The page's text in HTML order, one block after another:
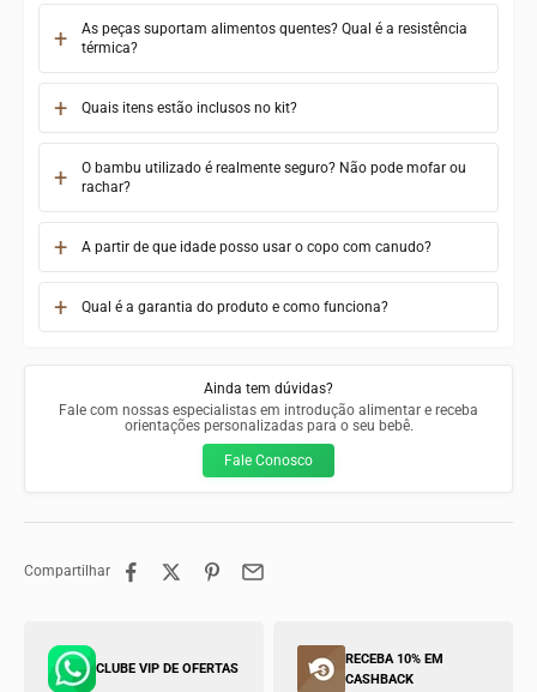
As peças suportam alimentos quentes? Qual é a resistência
térmica?
Quais itens estão inclusos no kit?
O bambu utilizado é realmente seguro? Não pode mofar ou
rachar?
A partir de que idade posso usar o copo com canudo?
Qual é a garantia do produto e como funciona?
Ainda tem dúvidas?
Fale com nossas especialistas em introdução alimentar e receba
orientações personalizadas para o seu bebê.
Fale Conosco
Compartilhar
CLUBE VIP DE OFERTAS
RECEBA 10% EM
CASHBACK